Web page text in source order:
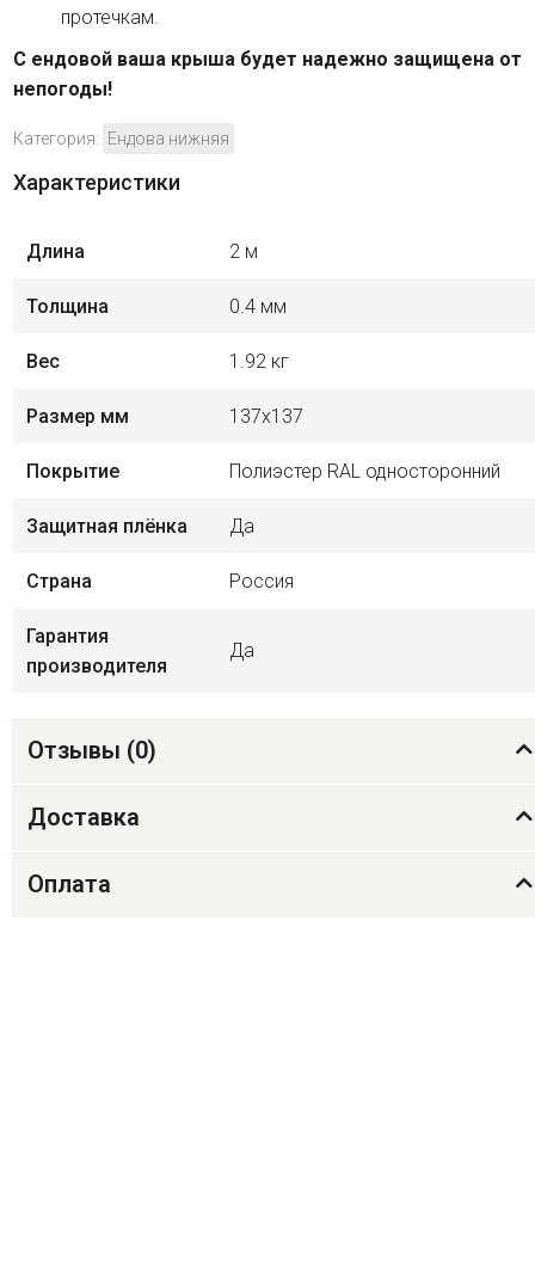
протечкам.
С ендовой ваша крыша будет надежно защищена от
непогоды!
Категория: Ендова нижняя
Характеристики
Длина 2 м
Толщина 0.4 мм
Вес 1.92 кг
Размер мм 137х137
Покрытие Полиэстер RAL односторонний
Защитная плёнка Да
Страна Россия
Гарантия
производителя
Да
Отзывы (0)
Доставка
Оплата